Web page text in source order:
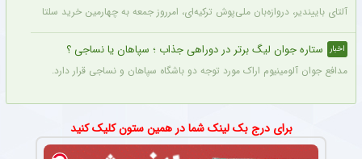
آلتای باییندیر، دروازه‌بان ملی‌پوش ترکیه‌ای، امرروز جمعه به چهارمین خرید سلتا برای فصل ۲۷-۲۰۲۶ تبدیل
اخبار ستاره جوان لیگ برتر در دوراهی جذاب ؛ سپاهان یا نساجی ؟
مدافع جوان آلومینیوم اراک مورد توجه دو باشگاه سپاهان و نساجی قرار دارد.
برای درج بک لینک شما در همین ستون کلیک کنید